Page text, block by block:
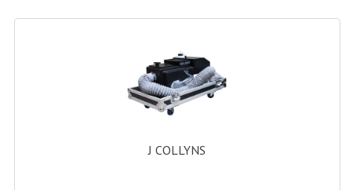
Filtres Actifs, Correcteurs
Haut-Parleurs Moteurs Tweeters Filtres
J COLLYNS